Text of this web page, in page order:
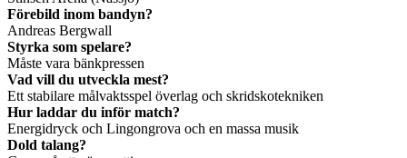
Förebild inom bandyn?
Andreas Bergwall
Styrka som spelare?
Måste vara bänkpressen
Vad vill du utveckla mest?
Ett stabilare målvaktsspel överlag och skridskotekniken
Hur laddar du inför match?
Energidryck och Lingongrova och en massa musik
Dold talang?